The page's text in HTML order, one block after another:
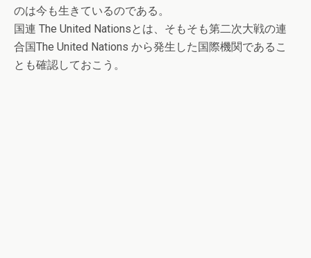
のは今も生きているのである。
国連 The United Nationsとは、そもそも第二次大戦の連
合国The United Nations から発生した国際機関であるこ
とも確認しておこう。